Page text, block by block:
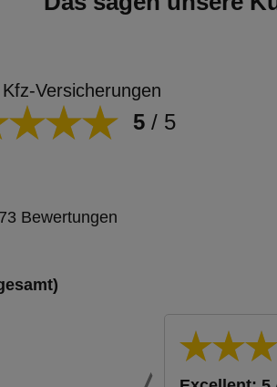
Versicherungen
5 / 5
Bewertungen